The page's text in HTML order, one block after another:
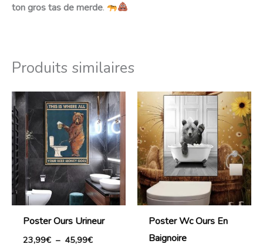
ton gros tas de merde.
Produits similaires
Poster Ours Urineur
23,99€ – 45,99€
Plage
de
prix :
23,99€
à
45,99€
Poster Wc Ours En
Baignoire
Plage
de
prix :
18,99€
à
45,99€